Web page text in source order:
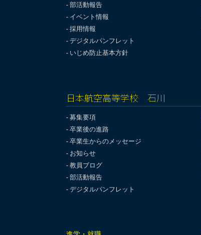
部活動報告
イベント情報
採用情報
デジタルパンフレット
いじめ防止基本方針
日本航空高等学校 石川
募集要項
卒業後の進路
卒業生からのメッセージ
お知らせ
教員ブログ
部活動報告
デジタルパンフレット